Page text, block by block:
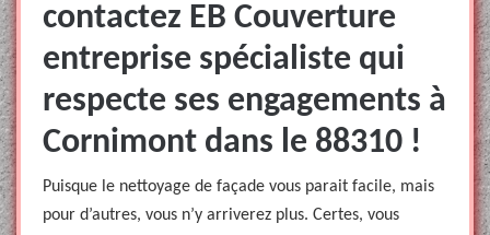
contactez EB Couverture
entreprise spécialiste qui
respecte ses engagements à
Cornimont dans le 88310 !
Puisque le nettoyage de façade vous parait facile, mais
pour d’autres, vous n’y arriverez plus. Certes, vous